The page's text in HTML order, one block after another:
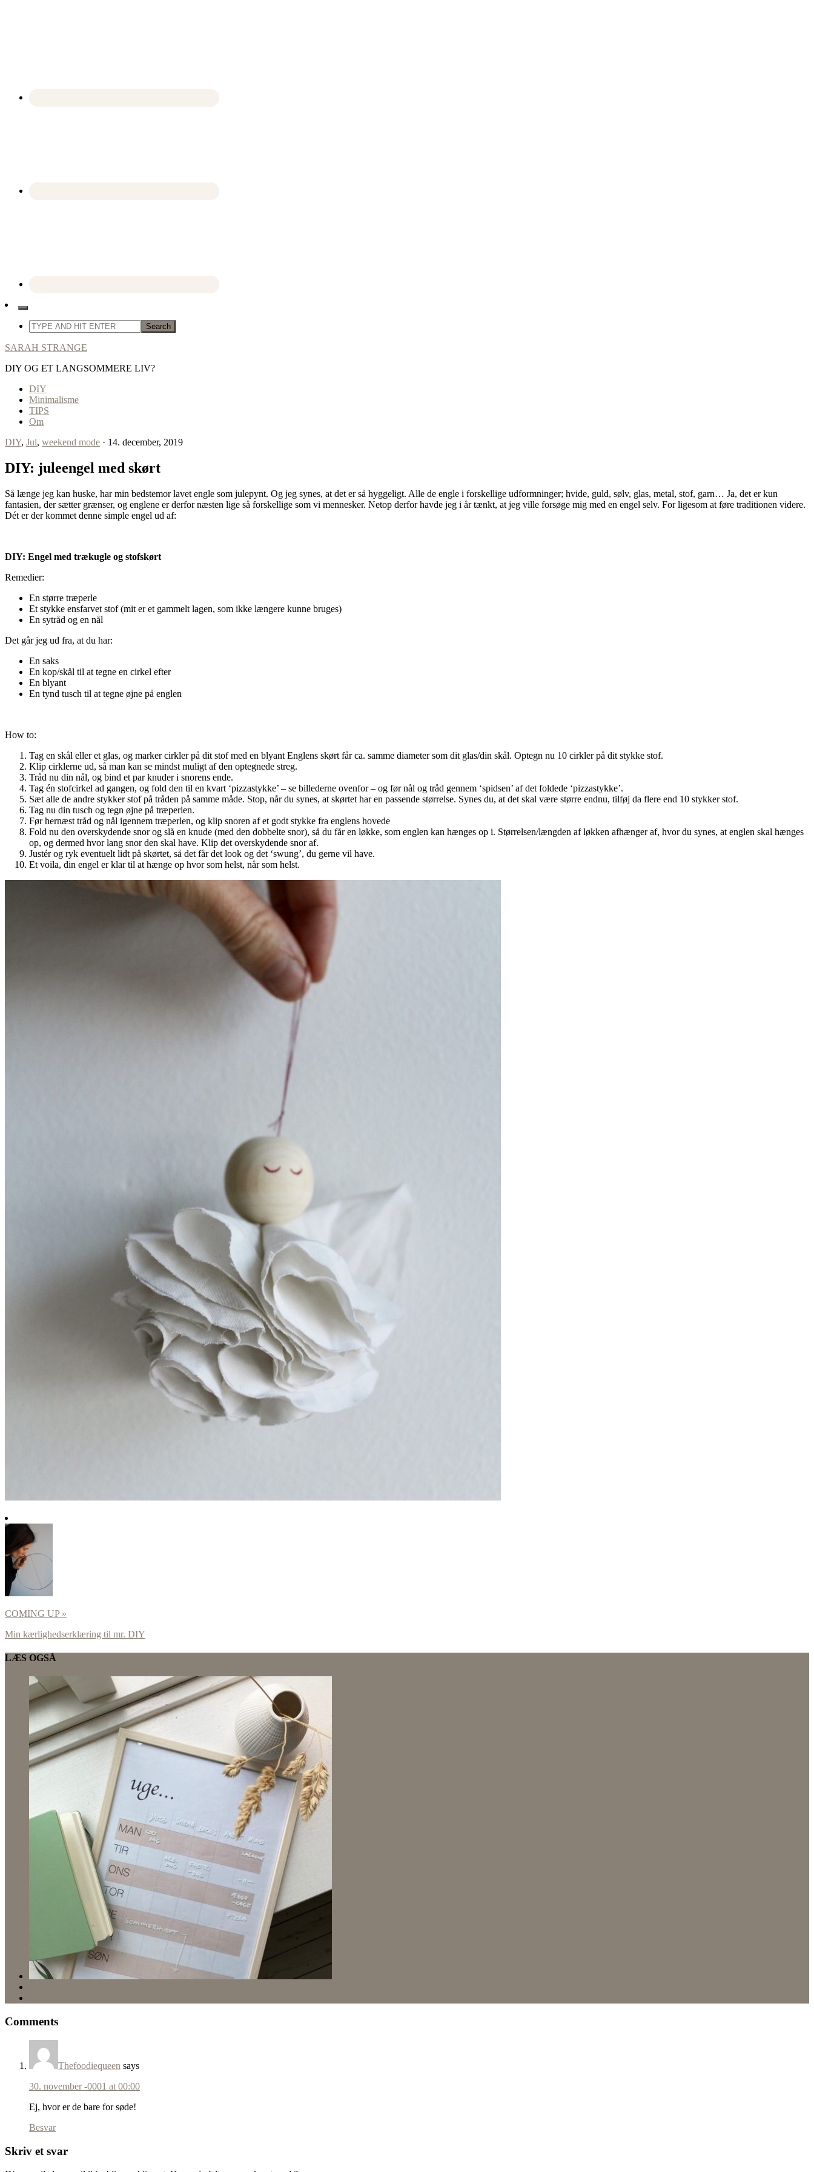
SARAH STRANGE
DIY OG ET LANGSOMMERE LIV?
DIY
Minimalisme
TIPS
Om
DIY, Jul, weekend mode · 14. december, 2019
DIY: juleengel med skørt
Så længe jeg kan huske, har min bedstemor lavet engle som julepynt. Og jeg synes, at det er så hyggeligt. Alle de engle i forskellige udformninger; hvide, guld, sølv, glas, metal, stof, garn… Ja, det er kun
fantasien, der sætter grænser, og englene er derfor næsten lige så forskellige som vi mennesker. Netop derfor havde jeg i år tænkt, at jeg ville forsøge mig med en engel selv. For ligesom at føre traditionen videre.
Dét er der kommet denne simple engel ud af:
DIY: Engel med trækugle og stofskørt
Remedier:
En større træperle
Et stykke ensfarvet stof (mit er et gammelt lagen, som ikke længere kunne bruges)
En sytråd og en nål
Det går jeg ud fra, at du har:
En saks
En kop/skål til at tegne en cirkel efter
En blyant
En tynd tusch til at tegne øjne på englen
How to:
Tag en skål eller et glas, og marker cirkler på dit stof med en blyant Englens skørt får ca. samme diameter som dit glas/din skål. Optegn nu 10 cirkler på dit stykke stof.
Klip cirklerne ud, så man kan se mindst muligt af den optegnede streg.
Tråd nu din nål, og bind et par knuder i snorens ende.
Tag én stofcirkel ad gangen, og fold den til en kvart ‘pizzastykke’ – se billederne ovenfor – og før nål og tråd gennem ‘spidsen’ af det foldede ‘pizzastykke’.
Sæt alle de andre stykker stof på tråden på samme måde. Stop, når du synes, at skørtet har en passende størrelse. Synes du, at det skal være større endnu, tilføj da flere end 10 stykker stof.
Tag nu din tusch og tegn øjne på træperlen.
Før hernæst tråd og nål igennem træperlen, og klip snoren af et godt stykke fra englens hovede
Fold nu den overskydende snor og slå en knude (med den dobbelte snor), så du får en løkke, som englen kan hænges op i. Størrelsen/længden af løkken afhænger af, hvor du synes, at englen skal hænges
op, og dermed hvor lang snor den skal have. Klip det overskydende snor af.
Justér og ryk eventuelt lidt på skørtet, så det får det look og det ‘swung’, du gerne vil have.
Et voila, din engel er klar til at hænge op hvor som helst, når som helst.
COMING UP »
Min kærlighedserklæring til mr. DIY
LÆS OGSÅ
Comments
Thefoodiequeen says
30. november -0001 at 00:00
Ej, hvor er de bare for søde!
Besvar
Skriv et svar